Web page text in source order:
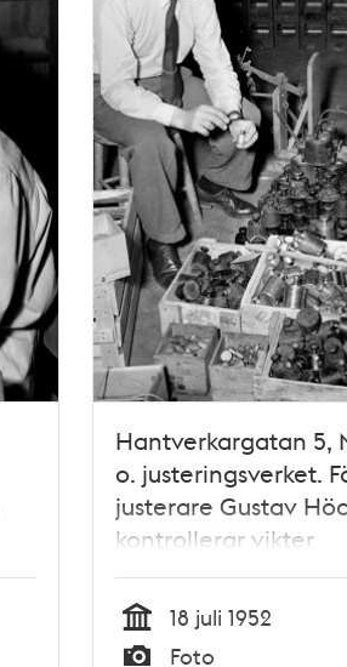
Hantverkargatan 5,
o. justeringsverket.
justerare Gustav
kontrollerar vikter
Tid
18 juli 1952
Foto